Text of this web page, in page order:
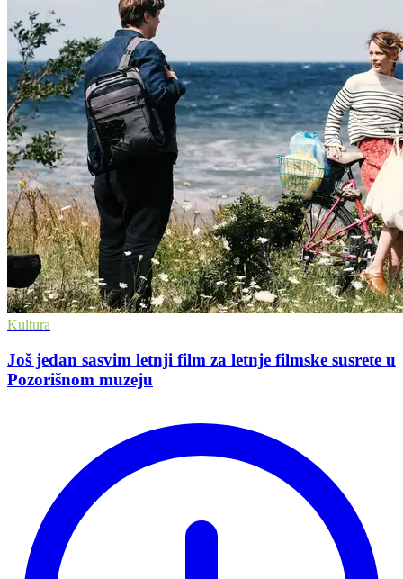
Kultura
Još jedan sasvim letnji film za letnje filmske susrete u
Pozorišnom muzeju